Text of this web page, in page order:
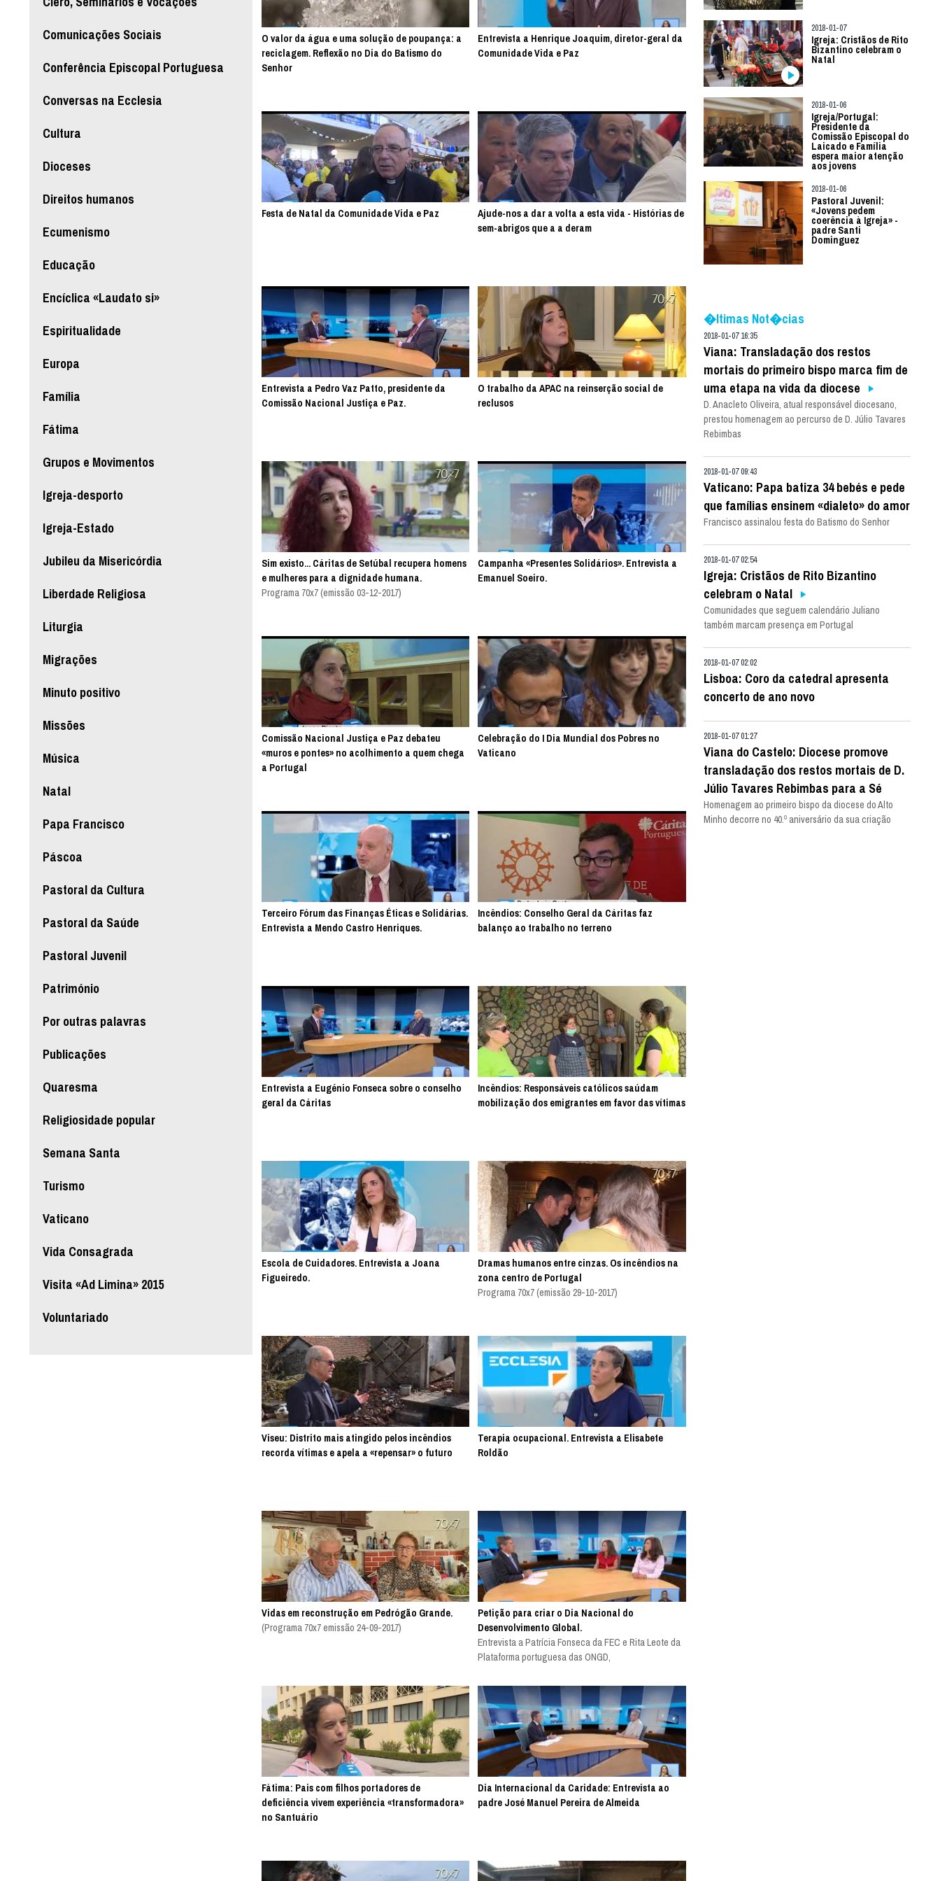
Comunicações Sociais
Conferência Episcopal Portuguesa
Conversas na Ecclesia
Cultura
Dioceses
Direitos humanos
Ecumenismo
Educação
Encíclica «Laudato si»
Espiritualidade
Europa
Família
Fátima
Grupos e Movimentos
Igreja-desporto
Igreja-Estado
Jubileu da Misericórdia
Liberdade Religiosa
Liturgia
Migrações
Minuto positivo
Missões
Música
Natal
Papa Francisco
Páscoa
Pastoral da Cultura
Pastoral da Saúde
Pastoral Juvenil
Património
Por outras palavras
Publicações
Quaresma
Religiosidade popular
Semana Santa
Turismo
Vaticano
Vida Consagrada
Visita «Ad Limina» 2015
Voluntariado
O valor da água e uma solução de poupança: a
reciclagem. Reflexão no Dia do Batismo do
Senhor
Entrevista a Henrique Joaquim, diretor-geral da
Comunidade Vida e Paz
Festa de Natal da Comunidade Vida e Paz
Ajude-nos a dar a volta a esta vida - Histórias de
sem-abrigos que a a deram
Entrevista a Pedro Vaz Patto, presidente da
Comissão Nacional Justiça e Paz.
O trabalho da APAC na reinserção social de
reclusos
Sim existo... Cáritas de Setúbal recupera homens
e mulheres para a dignidade humana.
Programa 70x7 (emissão 03-12-2017)
Campanha «Presentes Solidários». Entrevista a
Emanuel Soeiro.
Comissão Nacional Justiça e Paz debateu
«muros e pontes» no acolhimento a quem chega
a Portugal
Celebração do I Dia Mundial dos Pobres no
Vaticano
Terceiro Fórum das Finanças Éticas e Solidárias.
Entrevista a Mendo Castro Henriques.
Incêndios: Conselho Geral da Cáritas faz
balanço ao trabalho no terreno
Entrevista a Eugénio Fonseca sobre o conselho
geral da Cáritas
Incêndios: Responsáveis católicos saúdam
mobilização dos emigrantes em favor das vítimas
Escola de Cuidadores. Entrevista a Joana
Figueiredo.
Dramas humanos entre cinzas. Os incêndios na
zona centro de Portugal
Programa 70x7 (emissão 29-10-2017)
Viseu: Distrito mais atingido pelos incêndios
recorda vítimas e apela a «repensar» o futuro
Terapia ocupacional. Entrevista a Elisabete
Roldão
Vidas em reconstrução em Pedrógão Grande.
(Programa 70x7 emissão 24-09-2017)
Petição para criar o Dia Nacional do
Desenvolvimento Global.
Entrevista a Patrícia Fonseca da FEC e Rita Leote da
Plataforma portuguesa das ONGD,
Fátima: Pais com filhos portadores de
deficiência vivem experiência «transformadora»
no Santuário
Dia Internacional da Caridade: Entrevista ao
padre José Manuel Pereira de Almeida
2018-01-07
Igreja: Cristãos de Rito
Bizantino celebram o
Natal
2018-01-06
Igreja/Portugal:
Presidente da
Comissão Episcopal do
Laicado e Família
espera maior atenção
aos jovens
2018-01-06
Pastoral Juvenil:
«Jovens pedem
coerência à Igreja» -
padre Santi
Dominguez
�ltimas Not�cias
2018-01-07 16:35
Viana: Transladação dos restos
mortais do primeiro bispo marca fim de
uma etapa na vida da diocese
D. Anacleto Oliveira, atual responsável diocesano,
prestou homenagem ao percurso de D. Júlio Tavares
Rebimbas
2018-01-07 09:43
Vaticano: Papa batiza 34 bebés e pede
que famílias ensinem «dialeto» do amor
Francisco assinalou festa do Batismo do Senhor
2018-01-07 02:54
Igreja: Cristãos de Rito Bizantino
celebram o Natal
Comunidades que seguem calendário Juliano
também marcam presença em Portugal
2018-01-07 02:02
Lisboa: Coro da catedral apresenta
concerto de ano novo
2018-01-07 01:27
Viana do Castelo: Diocese promove
transladação dos restos mortais de D.
Júlio Tavares Rebimbas para a Sé
Homenagem ao primeiro bispo da diocese do Alto
Minho decorre no 40.º aniversário da sua criação